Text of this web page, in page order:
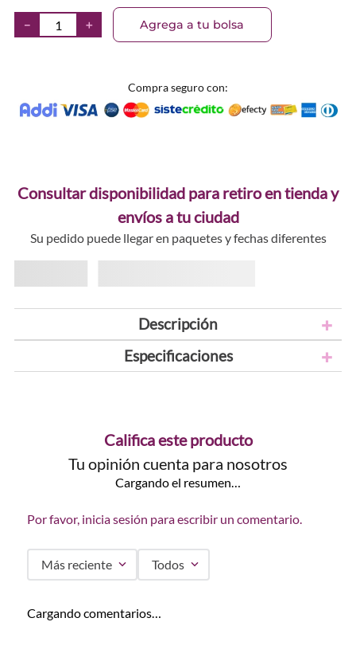
＋
－ Agrega a tu bolsa
Compra seguro con:
Consultar disponibilidad para retiro en tienda y
envíos a tu ciudad
Su pedido puede llegar en paquetes y fechas diferentes
Descripción
Especificaciones
Califica este producto
Tu opinión cuenta para nosotros
Cargando el resumen…
Por favor, inicia sesión para escribir un comentario.
Más reciente Todos
Cargando comentarios…